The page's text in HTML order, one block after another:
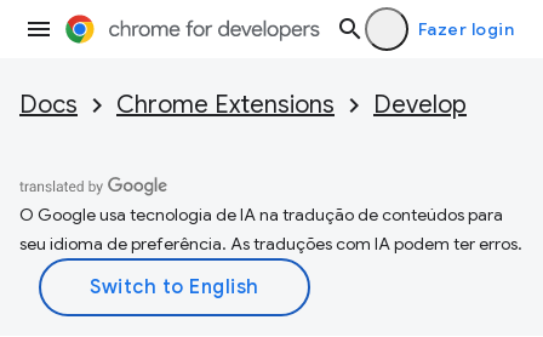
Fazer login
Docs Chrome Extensions Develop
O Google usa tecnologia de IA na tradução de conteúdos para
seu idioma de preferência. As traduções com IA podem ter erros.